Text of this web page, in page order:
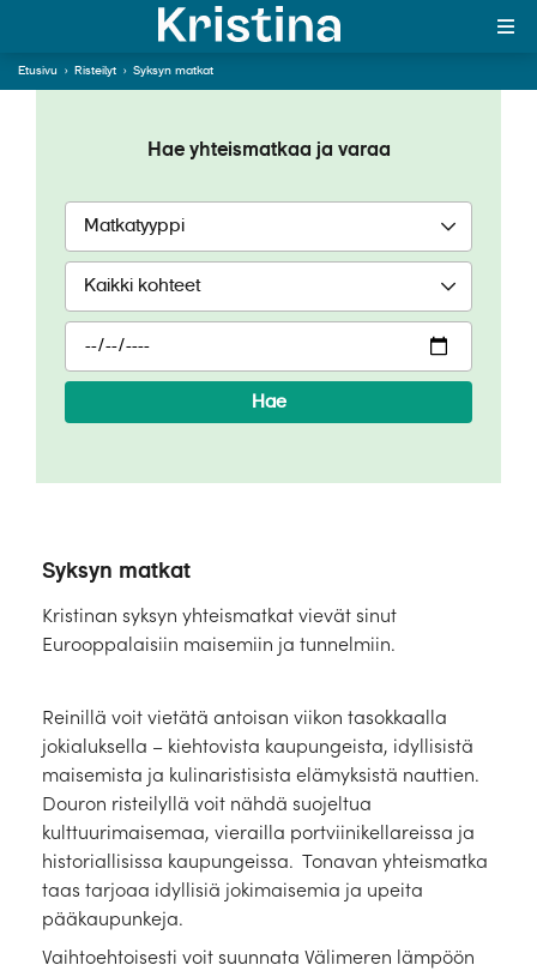
Äkkilähdöt
Suosikit
OTA YHTEYTTÄ
Kohteet
Meistä
Etusivu › Risteilyt › Syksyn matkat
Syksyn yhteismatkat
vievät sinut
Hae yhteismatkaa ja varaa
Hae
Syksyn matkat
Kristinan syksyn yhteismatkat vievät sinut
Eurooppalaisiin maisemiin ja tunnelmiin.
Reinillä voit vietätä antoisan viikon tasokkaalla
jokialuksella – kiehtovista kaupungeista, idyllisistä
maisemista ja kulinaristisista elämyksistä nauttien.
Douron risteilyllä voit nähdä suojeltua
kulttuurimaisemaa, vierailla portviinikellareissa ja
historiallisissa kaupungeissa. Tonavan yhteismatka
taas tarjoaa idyllisiä jokimaisemia ja upeita
pääkaupunkeja.
Vaihtoehtoisesti voit suunnata Välimeren lämpöön